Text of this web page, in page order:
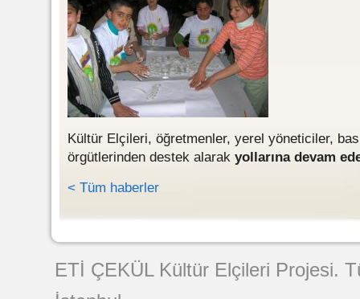
Kültür Elçileri, öğretmenler, yerel yöneticiler,
örgütlerinden destek alarak yollarına devam
< Tüm haberler
ETİ ÇEKÜL Kültür Elçileri Projesi.